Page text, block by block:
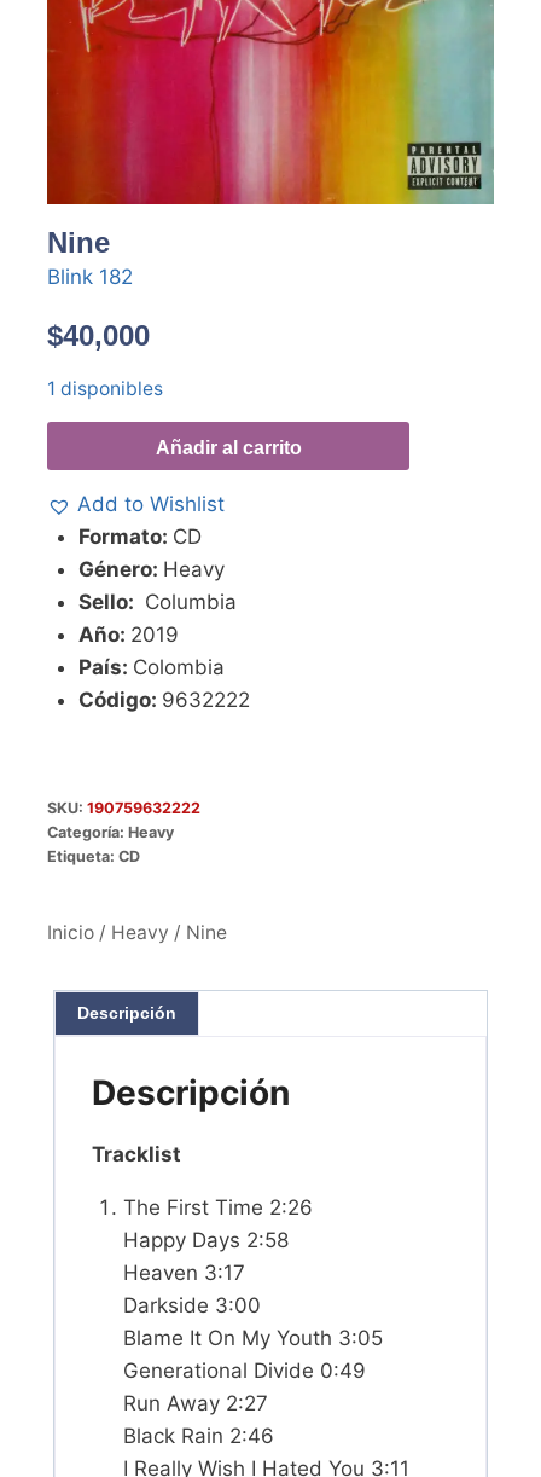
Nine
Blink 182
$40,000
1 disponibles
Añadir al carrito
Add to Wishlist
Formato: CD
Género: Heavy
Sello: Columbia
Año: 2019
País: Colombia
Código: 9632222
SKU: 190759632222
Categoría: Heavy
Etiqueta: CD
Inicio / Heavy / Nine
Descripción
Descripción
Tracklist
The First Time 2:26
Happy Days 2:58
Heaven 3:17
Darkside 3:00
Blame It On My Youth 3:05
Generational Divide 0:49
Run Away 2:27
Black Rain 2:46
I Really Wish I Hated You 3:11